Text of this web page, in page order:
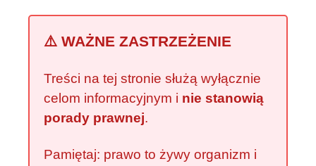
⚠️ WAŻNE ZASTRZEŻENIE
Treści na tej stronie służą wyłącznie
celom informacyjnym i nie stanowią
porady prawnej.
Pamiętaj: prawo to żywy organizm i